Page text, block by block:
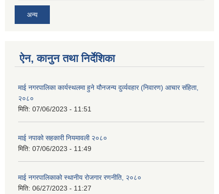
अन्य
ऐन, कानुन तथा निर्देशिका
माई नगरपालिका कार्यस्थलमा हुने यौनजन्य दुर्व्यवहार (निवारण) आचार संहिता,
२०८०
मिति: 07/06/2023 - 11:51
माई नपाको सहकारी नियमावली २०८०
मिति: 07/06/2023 - 11:49
माई नगरपालिकाको स्थानीय रोजगार रणनीति, २०८०
मिति: 06/27/2023 - 11:27